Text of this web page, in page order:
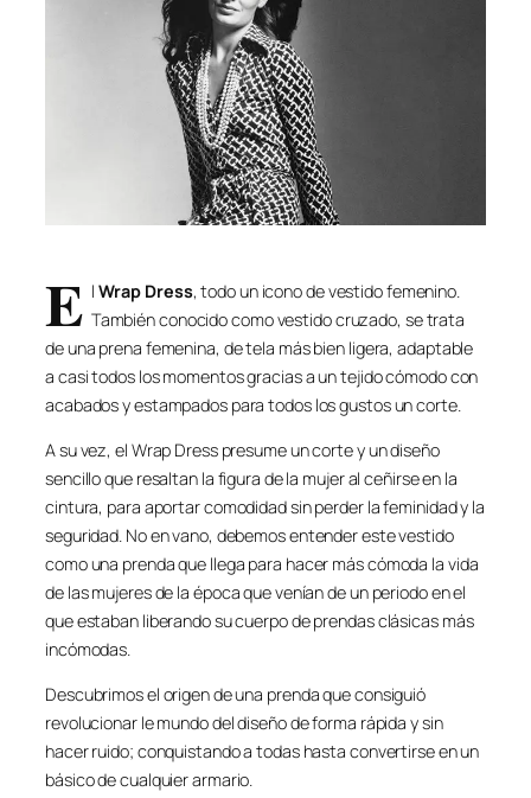
E l Wrap Dress, todo un icono de vestido femenino.
También conocido como vestido cruzado, se trata
de una prena femenina, de tela más bien ligera, adaptable
a casi todos los momentos gracias a un tejido cómodo con
acabados y estampados para todos los gustos un corte.
A su vez, el Wrap Dress presume un corte y un diseño
sencillo que resaltan la figura de la mujer al ceñirse en la
cintura, para aportar comodidad sin perder la feminidad y la
seguridad. No en vano, debemos entender este vestido
como una prenda que llega para hacer más cómoda la vida
de las mujeres de la época que venían de un periodo en el
que estaban liberando su cuerpo de prendas clásicas más
incómodas.
Descubrimos el origen de una prenda que consiguió
revolucionar le mundo del diseño de forma rápida y sin
hacer ruido; conquistando a todas hasta convertirse en un
básico de cualquier armario.